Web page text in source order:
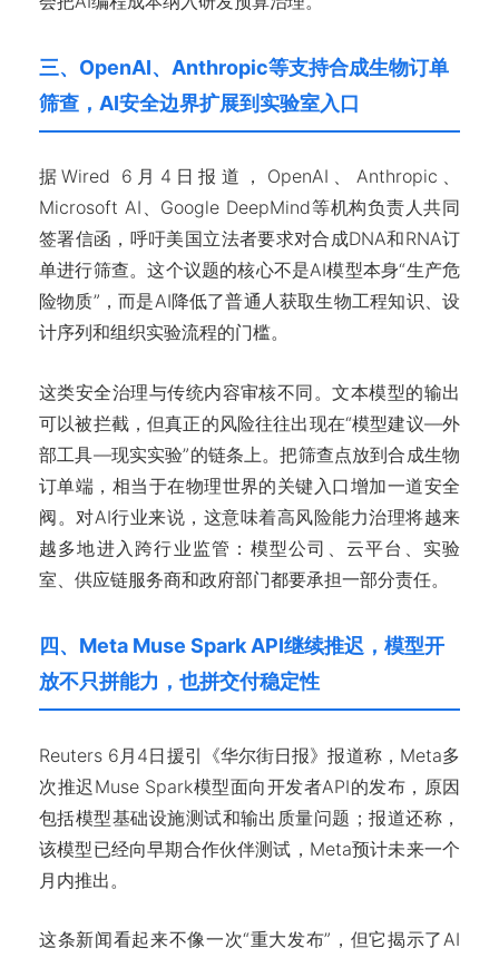
三、OpenAI、Anthropic等支持合成生物订单
筛查，AI安全边界扩展到实验室入口
据Wired 6月4日报道，OpenAI、Anthropic、
Microsoft AI、Google DeepMind等机构负责人共同
签署信函，呼吁美国立法者要求对合成DNA和RNA订
单进行筛查。这个议题的核心不是AI模型本身“生产危
险物质”，而是AI降低了普通人获取生物工程知识、设
计序列和组织实验流程的门槛。
这类安全治理与传统内容审核不同。文本模型的输出
可以被拦截，但真正的风险往往出现在“模型建议—外
部工具—现实实验”的链条上。把筛查点放到合成生物
订单端，相当于在物理世界的关键入口增加一道安全
阀。对AI行业来说，这意味着高风险能力治理将越来
越多地进入跨行业监管：模型公司、云平台、实验
室、供应链服务商和政府部门都要承担一部分责任。
四、Meta Muse Spark API继续推迟，模型开
放不只拼能力，也拼交付稳定性
Reuters 6月4日援引《华尔街日报》报道称，Meta多
次推迟Muse Spark模型面向开发者API的发布，原因
包括模型基础设施测试和输出质量问题；报道还称，
该模型已经向早期合作伙伴测试，Meta预计未来一个
月内推出。
这条新闻看起来不像一次“重大发布”，但它揭示了AI